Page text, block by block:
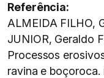
Referência:
ALMEIDA FILHO,
JUNIOR, Geraldo
Processos
ravina e boçoroca.